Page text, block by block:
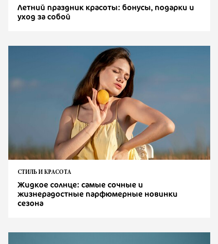
Летний праздник красоты: бонусы, подарки и
уход за собой
СТИЛЬ И КРАСОТА
Жидкое солнце: самые сочные и
жизнерадостные парфюмерные новинки
сезона